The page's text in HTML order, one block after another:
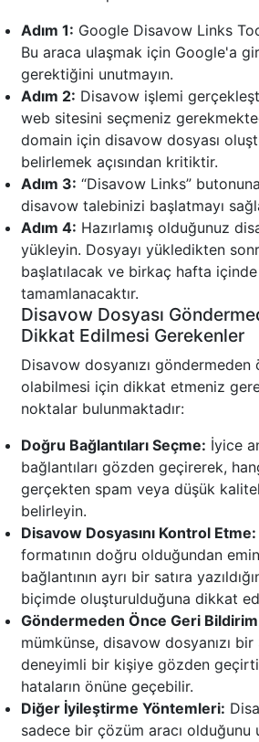
Adım 1: Google Disavow Links
Bu araca ulaşmak için Google'a
gerektiğini unutmayın.
Adım 2: Disavow işlemi
web sitesini seçmeniz
domain için disavow dosyası
belirlemek açısından kritiktir.
Adım 3: “Disavow Links”
disavow talebinizi başlatmayı
Adım 4: Hazırlamış olduğunuz
yükleyin. Dosyayı yükledikten
başlatılacak ve birkaç hafta
tamamlanacaktır.
Disavow Dosyası
Dikkat Edilmesi Gerekenler
Disavow dosyanızı
olabilmesi için dikkat etmeniz
noktalar bulunmaktadır:
Doğru Bağlantıları Seçme: İyice
bağlantıları gözden geçirerek,
gerçekten spam veya düşük
belirleyin.
Disavow Dosyasını Kontrol Etme:
formatının doğru olduğundan
bağlantının ayrı bir satıra
biçimde oluşturulduğuna dikkat
Göndermeden Önce Geri
mümkünse, disavow dosyanızı bir
deneyimli bir kişiye gözden
hataların önüne geçebilir.
Diğer İyileştirme Yöntemleri:
sadece bir çözüm aracı olduğunu